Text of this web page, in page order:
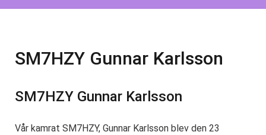
SM7HZY Gunnar Karlsson
SM7HZY Gunnar Karlsson
Vår kamrat SM7HZY, Gunnar Karlsson blev den 23